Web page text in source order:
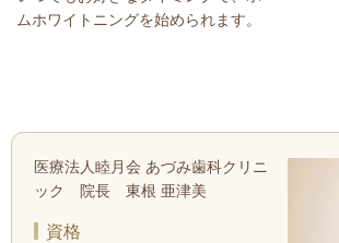
ムホワイトニングを始められます。
医療法人睦月会 あづみ歯科クリニ
ック 院長 東根 亜津美
資格